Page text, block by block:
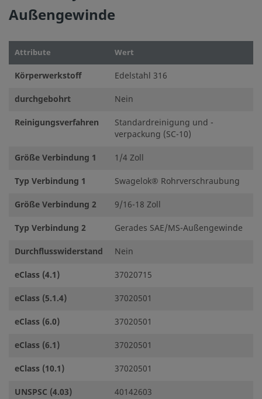
Außengewinde
Attribute Wert
Körperwerkstoff
Edelstahl 316
durchgebohrt
Nein
Reinigungsverfahren
Standardreinigung und -
verpackung (SC-10)
Größe Verbindung 1
1/4 Zoll
Typ Verbindung 1
Swagelok® Rohrverschraubung
Größe Verbindung 2
9/16-18 Zoll
Typ Verbindung 2
Gerades SAE/MS-Außengewinde
Durchflusswiderstand
Nein
eClass (4.1)
37020715
eClass (5.1.4)
37020501
eClass (6.0)
37020501
eClass (6.1)
37020501
eClass (10.1)
37020501
UNSPSC (4.03)
40142603